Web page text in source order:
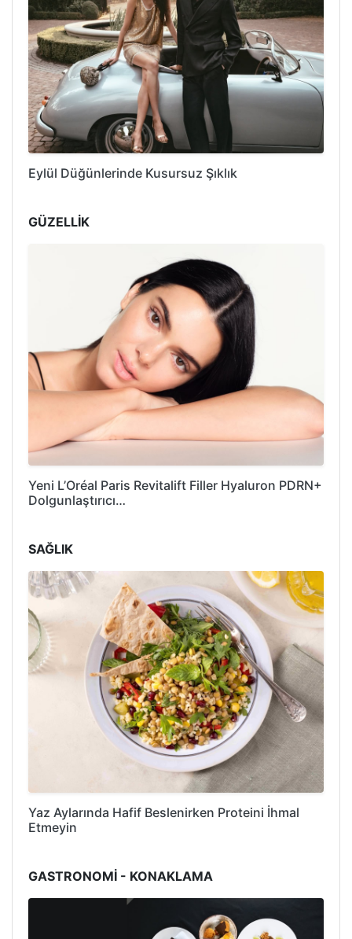
Eylül Düğünlerinde Kusursuz Şıklık
GÜZELLİK
Yeni L’Oréal Paris Revitalift Filler Hyaluron PDRN+
Dolgunlaştırıcı…
SAĞLIK
Yaz Aylarında Hafif Beslenirken Proteini İhmal
Etmeyin
GASTRONOMİ - KONAKLAMA